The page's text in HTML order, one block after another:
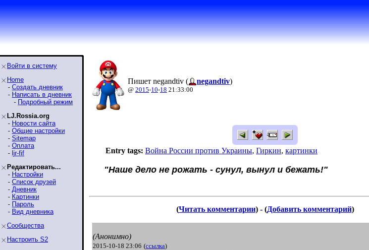
Войти в систему
Home
- Создать дневник
- Написать в дневник
- Подробный режим
LJ.Rossia.org
- Новости сайта
- Общие настройки
- Sitemap
- Оплата
- ljr-fif
Редактировать...
- Настройки
- Список друзей
- Дневник
- Картинки
- Пароль
- Вид дневника
Сообщества
Настроить S2
Пишет negandtiv ( negandtiv)
@ 2015-10-18 21:33:00
Entry tags: Война России против Украины, Гиркин, картинки
"Наше дело не рожать - сунул, вынул и бежать!"
(Читать комментарии) - (Добавить комментарий)
(Анонимно)
2015-10-18 23:06 (ссылка)